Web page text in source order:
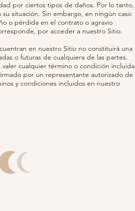
por ciertos tipos de daños. Por lo tanto,
situación. Sin embargo, en ningún caso
o pérdida en el contrato o agravio
por acceder a nuestro Sitio.
en nuestro Sitio no constituirá una
o futuras de cualquiera de las partes.
cualquier término o condición incluida
por un representante autorizado de
y condiciones incluidos en nuestro